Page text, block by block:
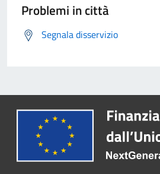
Problemi in città
Segnala disservizio